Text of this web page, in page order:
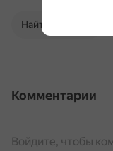
Найти в Поиске
Комментарии
Войдите, чтобы